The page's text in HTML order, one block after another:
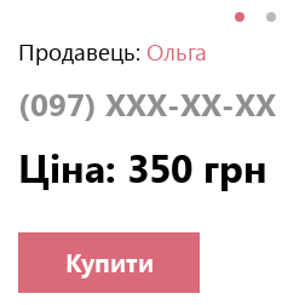
Продавець: Ольга
(097) XXX-XX-XX
Ціна: 350 грн
Купити